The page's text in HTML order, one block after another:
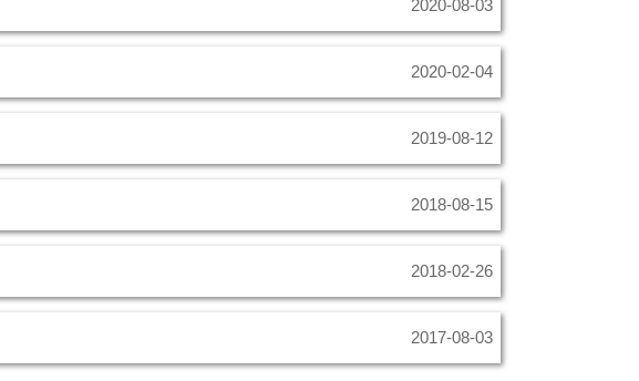
2020-08-03
2020-02-04
2019-08-12
2018-08-15
2018-02-26
2017-08-03